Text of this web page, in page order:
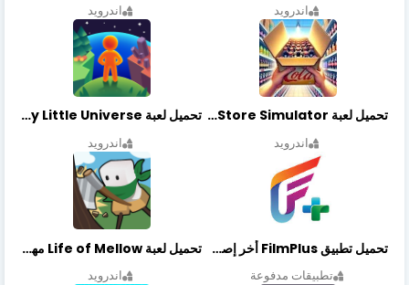
اندرويد اندرويد
تحميل لعبة Retail Store Simulator مهكرة اخر اصدار
اندرويد
تحميل لعبة My Little Universe مهكرة أخر إصدار
اندرويد
تحميل تطبيق FilmPlus أخر إصدار
تطبيقات مدفوعة
تحميل لعبة Life of Mellow مهكرة أخر إصدار
اندرويد